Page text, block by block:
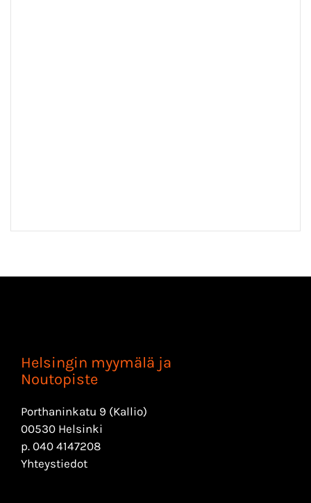
Helsingin myymälä ja
Noutopiste
Porthaninkatu 9 (Kallio)
00530 Helsinki
p. 040 4147208
Yhteystiedot